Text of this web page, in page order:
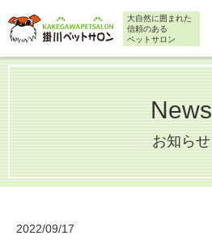
大自然に囲まれた
信頼のある
ペットサロン
News
お知らせ
2022/09/17